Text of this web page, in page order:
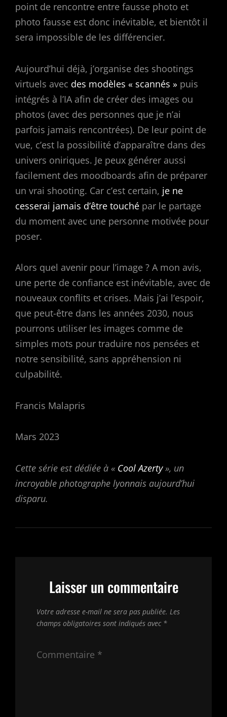
point de rencontre entre fausse photo et
photo fausse est donc inévitable, et bientôt il
sera impossible de les différencier.
Aujourd’hui déjà, j’organise des shootings
virtuels avec des modèles « scannés » puis
intégrés à l’IA afin de créer des images ou
photos (avec des personnes que je n’ai
parfois jamais rencontrées). De leur point de
vue, c’est la possibilité d’apparaître dans des
univers oniriques. Je peux générer aussi
facilement des moodboards afin de préparer
un vrai shooting. Car c’est certain, je ne
cesserai jamais d’être touché par le partage
du moment avec une personne motivée pour
poser.
Alors quel avenir pour l’image ? A mon avis,
une perte de confiance est inévitable, avec de
nouveaux conflits et crises. Mais j’ai l’espoir,
que peut-être dans les années 2030, nous
pourrons utiliser les images comme de
simples mots pour traduire nos pensées et
notre sensibilité, sans appréhension ni
culpabilité.
Francis Malapris
Mars 2023
Cette série est dédiée à « Cool Azerty», un
incroyable photographe lyonnais aujourd’hui
disparu.
Laisser un commentaire
Votre adresse e-mail ne sera pas publiée. Les
champs obligatoires sont indiqués avec *
Commentaire *